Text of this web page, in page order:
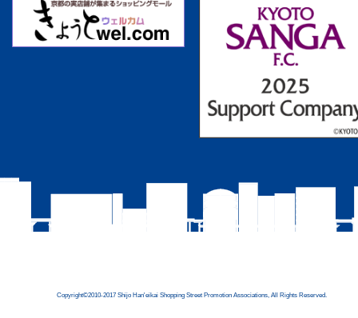
Copyright©2010-2017 Shijo Han'eikai Shopping Street Promotion Associations, All Rights Reserved.